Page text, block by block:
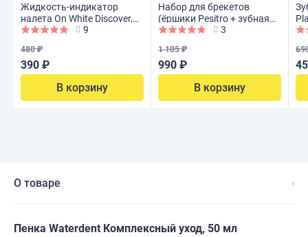
Жидкость-индикатор
налета On White Discover,
15 мл
9
480 ₽
390 ₽
В корзину
Набор для брекетов
(ёршики Pesitro + зубная
нить Bright Light)
3
1 105 ₽
990 ₽
В корзину
О товаре
Пенка Waterdent Комплексный уход, 50 мл